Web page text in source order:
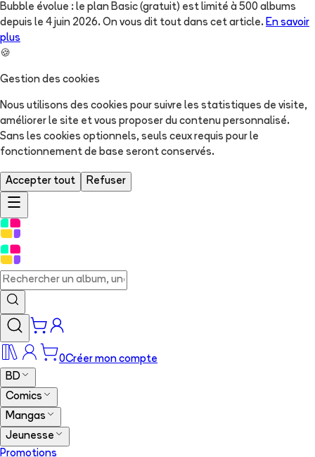
Bubble évolue : le plan Basic (gratuit) est limité à 500 albums
depuis le 4 juin 2026. On vous dit tout dans cet article. En savoir
plus
🍪
Gestion des cookies
Nous utilisons des cookies pour suivre les statistiques de visite,
améliorer le site et vous proposer du contenu personnalisé.
Sans les cookies optionnels, seuls ceux requis pour le
fonctionnement de base seront conservés.
Accepter tout Refuser
0Créer mon compte
BD
Comics
Mangas
Jeunesse
Promotions